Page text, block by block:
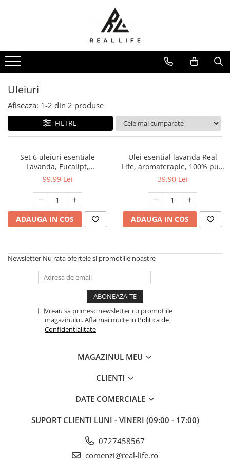
Ingrijire personala
Masca fata si plasturi pentru
Uleiuri
Dispozitive
Seruri antiimbatranire
Fond de ten
Sanatatea articulatiilor
Protectie solara
Produse grecesti
Jocuri si Jucarii
Puzzle
Casa si Gradina
Accesorii si dispozitive
Produse bucatarie
Produse pentru animale
Periferice & Componente PC
Produse Craciun
Uleiuri
Afiseaza: 1-2 din 2 produse
FILTRE
Set 6 uleiuri esentiale
Lavanda, Eucalipt,
Lemongrass, Tea Tree, Menta,
99,99 Lei
ADAUGA IN COS
Ulei esential lavanda Real
Life, aromaterapie, 100% pur,
10ml
39,90 Lei
ADAUGA IN COS
Newsletter Nu rata ofertele si promotiile noastre
Vreau sa primesc newsletter cu promotiile
magazinului. Afla mai multe in Politica de
Confidentialitate
MAGAZINUL MEU
CLIENTI
DATE COMERCIALE
SUPORT CLIENTI LUNI - VINERI (09:00 - 17:00)
0727458567
comenzi@real-life.ro